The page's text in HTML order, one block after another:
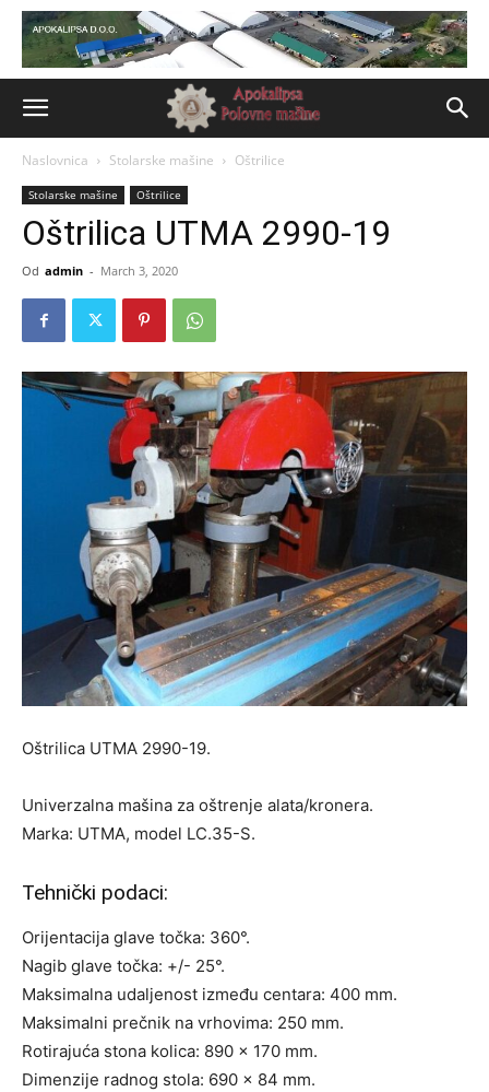
Naslovnica Stolarske mašine Oštrilice
Stolarske mašine Oštrilice
Oštrilica UTMA 2990-19
Od admin - March 3, 2020
Oštrilica UTMA 2990-19.
Univerzalna mašina za oštrenje alata/kronera.
Marka: UTMA, model LC.35-S.
Tehnički podaci:
Orijentacija glave točka: 360°.
Nagib glave točka: +/- 25°.
Maksimalna udaljenost između centara: 400 mm.
Maksimalni prečnik na vrhovima: 250 mm.
Rotirajuća stona kolica: 890 x 170 mm.
Dimenzije radnog stola: 690 x 84 mm.